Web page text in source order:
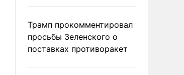
Трамп прокомментировал
просьбы Зеленского о
поставках противоракет